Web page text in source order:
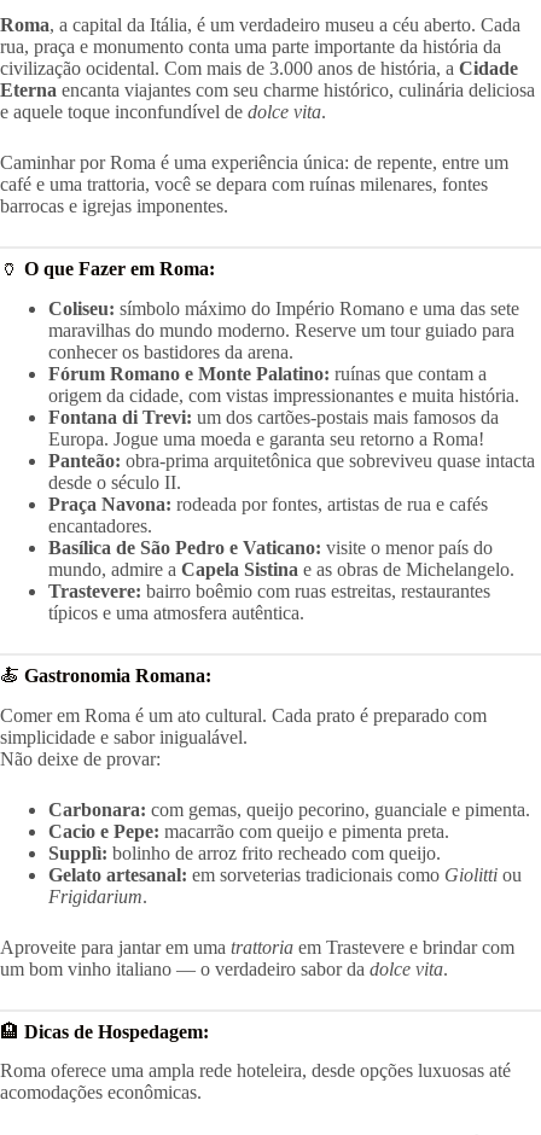
Roma, a capital da Itália, é um verdadeiro museu a céu aberto. Cada
rua, praça e monumento conta uma parte importante da história da
civilização ocidental. Com mais de 3.000 anos de história, a Cidade
Eterna encanta viajantes com seu charme histórico, culinária deliciosa
e aquele toque inconfundível de dolce vita.
Caminhar por Roma é uma experiência única: de repente, entre um
café e uma trattoria, você se depara com ruínas milenares, fontes
barrocas e igrejas imponentes.
🏺 O que Fazer em Roma:
Coliseu: símbolo máximo do Império Romano e uma das sete
maravilhas do mundo moderno. Reserve um tour guiado para
conhecer os bastidores da arena.
Fórum Romano e Monte Palatino: ruínas que contam a
origem da cidade, com vistas impressionantes e muita história.
Fontana di Trevi: um dos cartões-postais mais famosos da
Europa. Jogue uma moeda e garanta seu retorno a Roma!
Panteão: obra-prima arquitetônica que sobreviveu quase intacta
desde o século II.
Praça Navona: rodeada por fontes, artistas de rua e cafés
encantadores.
Basílica de São Pedro e Vaticano: visite o menor país do
mundo, admire a Capela Sistina e as obras de Michelangelo.
Trastevere: bairro boêmio com ruas estreitas, restaurantes
típicos e uma atmosfera autêntica.
🍝 Gastronomia Romana:
Comer em Roma é um ato cultural. Cada prato é preparado com
simplicidade e sabor inigualável.
Não deixe de provar:
Carbonara: com gemas, queijo pecorino, guanciale e pimenta.
Cacio e Pepe: macarrão com queijo e pimenta preta.
Supplì: bolinho de arroz frito recheado com queijo.
Gelato artesanal: em sorveterias tradicionais como Giolitti ou
Frigidarium.
Aproveite para jantar em uma trattoria em Trastevere e brindar com
um bom vinho italiano — o verdadeiro sabor da dolce vita.
🏨 Dicas de Hospedagem:
Roma oferece uma ampla rede hoteleira, desde opções luxuosas até
acomodações econômicas.